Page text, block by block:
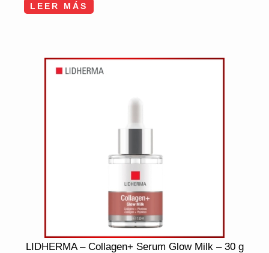
LEER MÁS
LIDHERMA – Collagen+ Serum Glow Milk – 30 g